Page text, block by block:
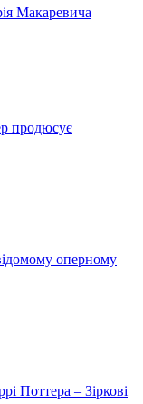
Макаревича
продюсує
оперному
Поттера – Зіркові